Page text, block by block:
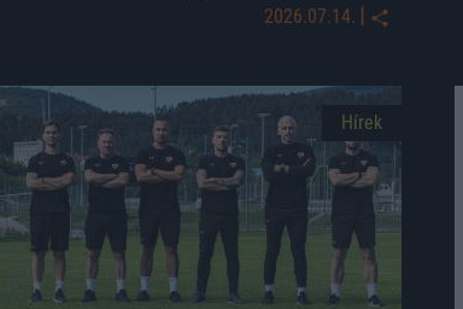
2026.07.14. |
Hírek